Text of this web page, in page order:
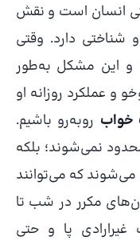
انسان است و نقش
دارد. وقتی
و این مشکل به‌طور
و عملکرد روزانه او
خواب روبه‌رو باشیم.
نمی‌شوند؛ بلکه
که می‌توانند
مکرر در شب تا
غیرارادی پا و حتی